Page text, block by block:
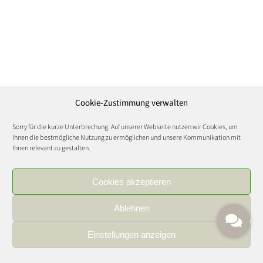
Cookie-Zustimmung verwalten
Sorry für die kurze Unterbrechung: Auf unserer Webseite nutzen wir Cookies, um
Ihnen die bestmögliche Nutzung zu ermöglichen und unsere Kommunikation mit
Ihnen relevant zu gestalten.
Cookies akzeptieren
Ablehnen
Einstellungen anzeigen
IMPRESSUM|DATENSCHUTZ|KARRIERE
FOOD AND WINE CULTURE © Copyright 2021 | All Rights Reserved